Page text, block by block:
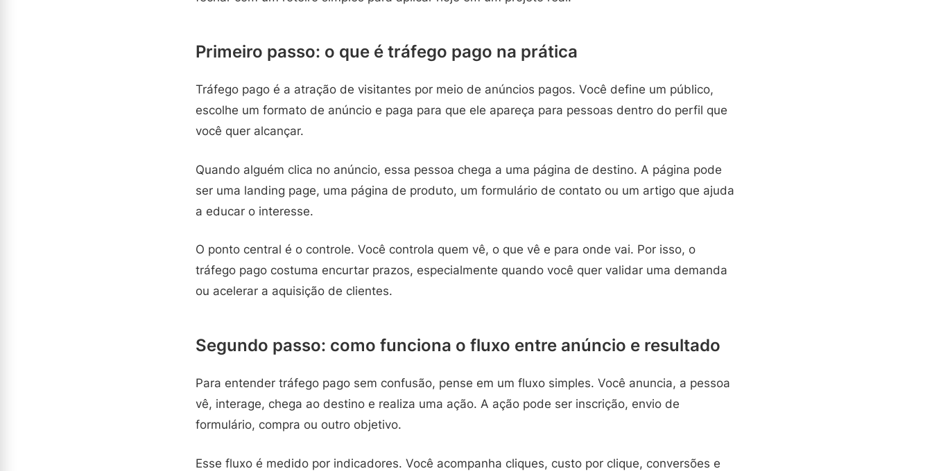
Primeiro passo: o que é tráfego pago na prática
Tráfego pago é a atração de visitantes por meio de anúncios pagos. Você define um público,
escolhe um formato de anúncio e paga para que ele apareça para pessoas dentro do perfil que
você quer alcançar.
Quando alguém clica no anúncio, essa pessoa chega a uma página de destino. A página pode
ser uma landing page, uma página de produto, um formulário de contato ou um artigo que ajuda
a educar o interesse.
O ponto central é o controle. Você controla quem vê, o que vê e para onde vai. Por isso, o
tráfego pago costuma encurtar prazos, especialmente quando você quer validar uma demanda
ou acelerar a aquisição de clientes.
Segundo passo: como funciona o fluxo entre anúncio e resultado
Para entender tráfego pago sem confusão, pense em um fluxo simples. Você anuncia, a pessoa
vê, interage, chega ao destino e realiza uma ação. A ação pode ser inscrição, envio de
formulário, compra ou outro objetivo.
Esse fluxo é medido por indicadores. Você acompanha cliques, custo por clique, conversões e